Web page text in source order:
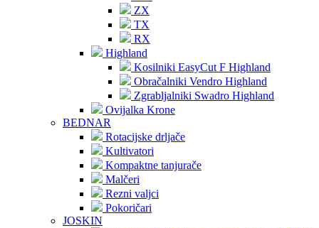
ZX
TX
RX
Highland
Kosilniki EasyCut F Highland
Obračalniki Vendro Highland
Zgrabljalniki Swadro Highland
Ovijalka Krone
BEDNAR
Rotacijske drljače
Kultivatori
Kompaktne tanjurače
Malčeri
Rezni valjci
Pokoričari
JOSKIN